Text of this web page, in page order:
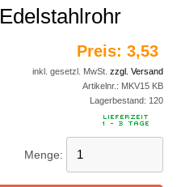
Preis: 3,53 
inkl. gesetzl. MwSt. zzgl. Versand
Artikelnr.: MKV15 KB
Lagerbestand: 120
Menge: